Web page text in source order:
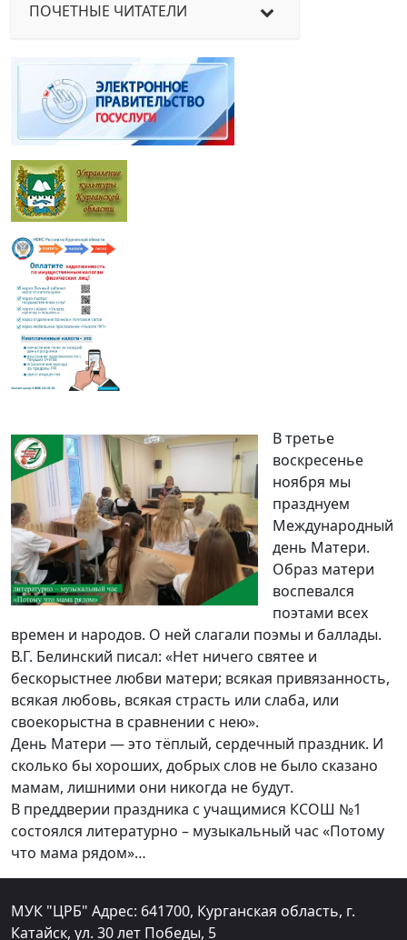
ПОЧЕТНЫЕ ЧИТАТЕЛИ
В третье
воскресенье
ноября мы
празднуем
Международный
день Матери.
Образ матери
воспевался
поэтами всех
времен и народов. О ней слагали поэмы и баллады.
В.Г. Белинский писал: «Нет ничего святее и
бескорыстнее любви матери; всякая привязанность,
всякая любовь, всякая страсть или слаба, или
своекорыстна в сравнении с нею».
День Матери — это тёплый, сердечный праздник. И
сколько бы хороших, добрых слов не было сказано
мамам, лишними они никогда не будут.
В преддверии праздника с учащимися КСОШ №1
состоялся литературно – музыкальный час «Потому
что мама рядом»…
МУК "ЦРБ" Адрес: 641700, Курганская область, г.
Катайск, ул. 30 лет Победы, 5